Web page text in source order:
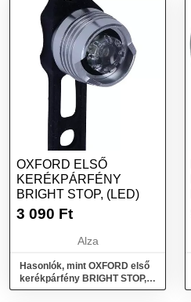
OXFORD ELSŐ
KERÉKPÁRFÉNY
BRIGHT STOP, (LED)
3 090 Ft
Alza
Hasonlók, mint OXFORD első
kerékpárfény BRIGHT STOP,
(LED)